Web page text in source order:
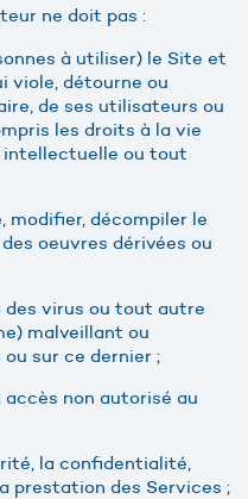
ne doit pas :
à utiliser) le Site et
viole, détourne ou
de ses utilisateurs ou
les droits à la vie
intellectuelle ou tout
modifier, décompiler le
oeuvres dérivées ou
virus ou tout autre
malveillant ou
sur ce dernier ;
non autorisé au
la confidentialité,
prestation des Services ;